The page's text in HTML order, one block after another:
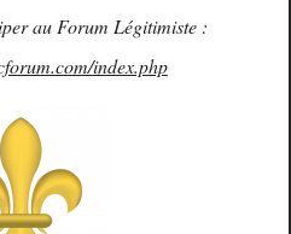
au Forum Légitimiste :
index.php